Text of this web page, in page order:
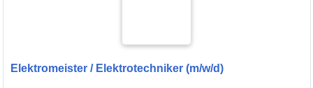
Elektromeister / Elektrotechniker (m/w/d)